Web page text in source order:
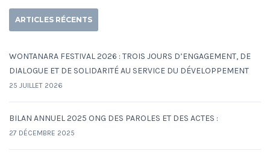
ARTICLES RÉCENTS
WONTANARA FESTIVAL 2026 : TROIS JOURS D’ENGAGEMENT, DE
DIALOGUE ET DE SOLIDARITÉ AU SERVICE DU DÉVELOPPEMENT
25 JUILLET 2026
BILAN ANNUEL 2025 ONG DES PAROLES ET DES ACTES :
27 DÉCEMBRE 2025